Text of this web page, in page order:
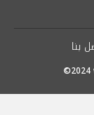
بنا
©2024